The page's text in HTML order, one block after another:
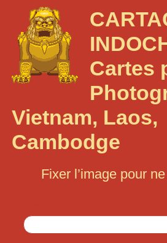
Cartes
Vietnam, Laos,
Cambodge
Fixer l’image pour